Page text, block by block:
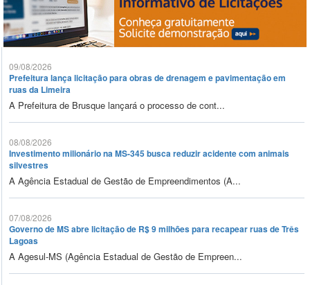
09/08/2026
Prefeitura lança licitação para obras de drenagem e pavimentação em
ruas da Limeira
A Prefeitura de Brusque lançará o processo de cont...
08/08/2026
Investimento milionário na MS-345 busca reduzir acidente com animais
silvestres
A Agência Estadual de Gestão de Empreendimentos (A...
07/08/2026
Governo de MS abre licitação de R$ 9 milhões para recapear ruas de Três
Lagoas
A Agesul-MS (Agência Estadual de Gestão de Empreen...